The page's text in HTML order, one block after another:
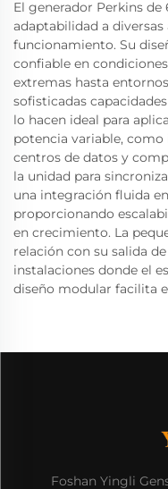
El generador Perkins de
adaptabilidad a
funcionamiento. Su
confiable en
extremas hasta
sofisticadas
lo hacen ideal para
potencia variable,
centros de datos y
la unidad para
una integración fluida
proporcionando
en crecimiento. La
relación con su salida
instalaciones donde el
diseño modular facilita
Foshan Yingli